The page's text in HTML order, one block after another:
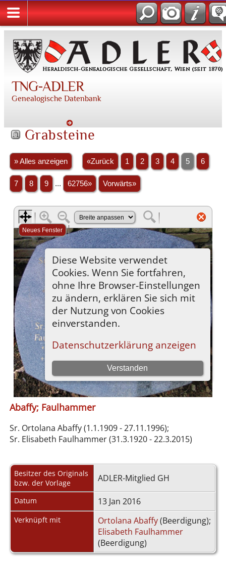
TNG-ADLER
Genealogische Datenbank
Grabsteine
» Alles anzeigen «Zurück 1 2 3 4 5 6
7 8 9 ... 62756» Vorwärts»
Abaffy; Faulhammer
Sr. Ortolana Abaffy (1.1.1909 - 27.11.1996);
Sr. Elisabeth Faulhammer (31.3.1920 - 22.3.2015)
Besitzer des Originals
bzw. der Vorlage
ADLER-Mitglied GH
Datum 13 Jan 2016
Verknüpft mit Ortolana Abaffy(Beerdigung);
Elisabeth Faulhammer
(Beerdigung)